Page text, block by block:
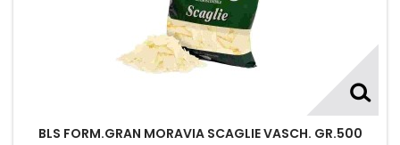
BLS FORM.GRAN MORAVIA SCAGLIE VASCH. GR.500